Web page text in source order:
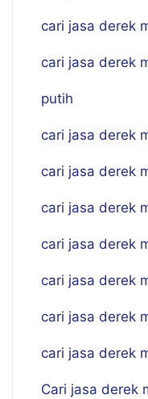
cari jasa derek
cari jasa derek
putih
cari jasa derek
cari jasa derek
cari jasa derek
cari jasa derek
cari jasa derek
cari jasa derek
cari jasa derek
Cari jasa derek